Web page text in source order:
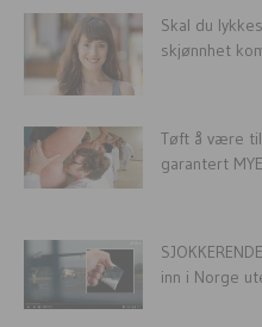
Skal du
skjønnhet
Tøft å være
garantert
inn i Norge